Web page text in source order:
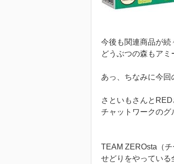
今後も関連商品が続
どうぶつの森もアミ
あっ、ちなみに今回
さといもさんと
チャットワークのグ
TEAM ZEROsta（
せどりをやっている